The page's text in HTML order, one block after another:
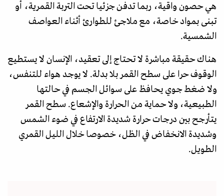
هي حصون واقية، ربما تدفن جزئيا تحت التربة القمرية، أو
تبنى بمواد خاصة، مع ملاجئ للطوارئ أثناء العواصف
الشمسية.
هناك حقيقة مباشرة لا تحتاج إلى تعقيد، الإنسان لا يستطيع
الوقوف حرا على سطح القمر بلا بدلة. لا يوجد هواء للتنفس،
ولا ضغط جوي يحافظ على سوائل الجسم في حالتها
الطبيعية، ولا حماية من الحرارة والإشعاع. سطح القمر
يتأرجح بين درجات حرارة شديدة الارتفاع في ضوء الشمس
وشديدة الانخفاض في الظل، خصوصا خلال الليل القمري
الطويل.